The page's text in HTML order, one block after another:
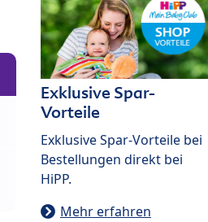
Exklusive Spar-
Vorteile
Exklusive Spar-Vorteile bei
Bestellungen direkt bei
HiPP.
Mehr erfahren